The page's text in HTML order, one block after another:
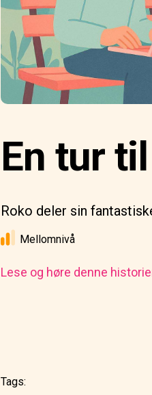
En tur
Roko deler sin
Mellomnivå
Lese og høre denne
Tags: